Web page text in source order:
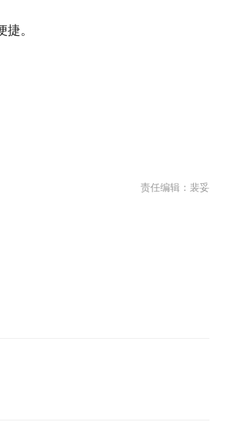
。
责任编辑：裴妥